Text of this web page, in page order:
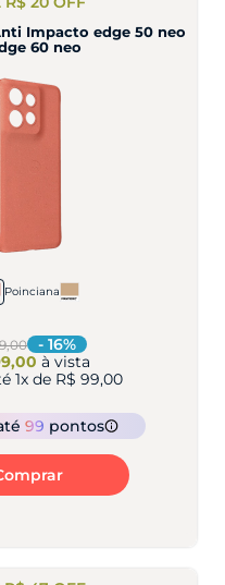
Impacto edge 50 neo
60 neo
Poinciana
-16%
à vista
1x de R$ 99,00
99 pontos